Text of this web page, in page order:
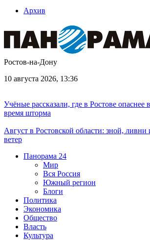
Архив
Ростов-на-Дону
10 августа 2026, 13:36
Учёные рассказали, где в Ростове опаснее
время шторма
Август в Ростовской области: зной,
ветер
Панорама 24
Мир
Вся Россия
Южный регион
Блоги
Политика
Экономика
Общество
Власть
Культура